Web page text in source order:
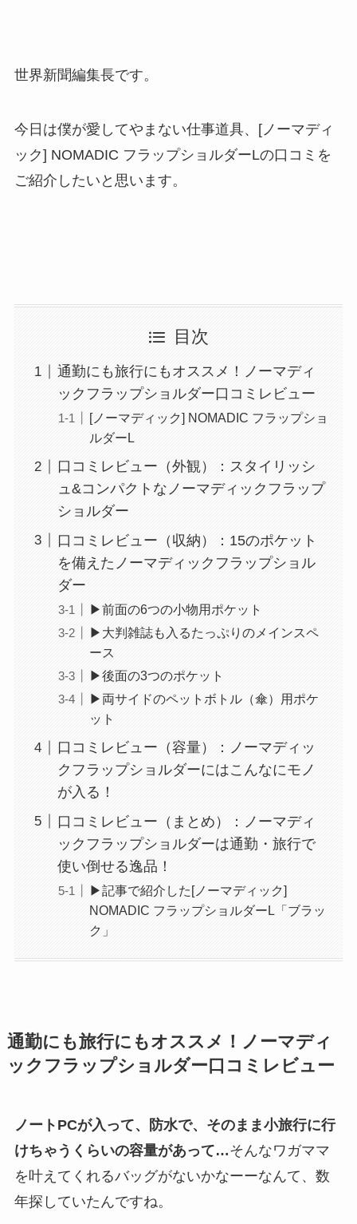
世界新聞編集長です。
今日は僕が愛してやまない仕事道具、[ノーマディ
ック] NOMADIC フラップショルダーLの口コミを
ご紹介したいと思います。
目次
通勤にも旅行にもオススメ！ノーマディ
ックフラップショルダー口コミレビュー
[ノーマディック] NOMADIC フラップショ
ルダーL
口コミレビュー（外観）：スタイリッシ
ュ&コンパクトなノーマディックフラップ
ショルダー
口コミレビュー（収納）：15のポケット
を備えたノーマディックフラップショル
ダー
▶︎前面の6つの小物用ポケット
▶︎大判雑誌も入るたっぷりのメインスペ
ース
▶︎後面の3つのポケット
▶︎両サイドのペットボトル（傘）用ポケ
ット
口コミレビュー（容量）：ノーマディッ
クフラップショルダーにはこんなにモノ
が入る！
口コミレビュー（まとめ）：ノーマディ
ックフラップショルダーは通勤・旅行で
使い倒せる逸品！
▶︎記事で紹介した[ノーマディック]
NOMADIC フラップショルダーL​「ブラッ
ク」
通勤にも旅行にもオススメ！ノーマディ
ックフラップショルダー口コミレビュー
ノートPCが入って、防水で、そのまま小旅行に行
けちゃうくらいの容量があって…そんなワガママ
を叶えてくれるバッグがないかなーーなんて、数
年探していたんですね。